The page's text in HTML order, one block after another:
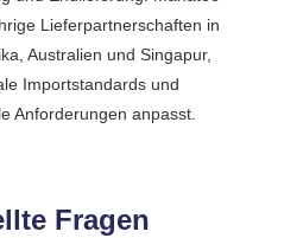
Lieferpartnerschaften in
Australien und Singapur,
Importstandards und
Anforderungen anpasst.
Fragen